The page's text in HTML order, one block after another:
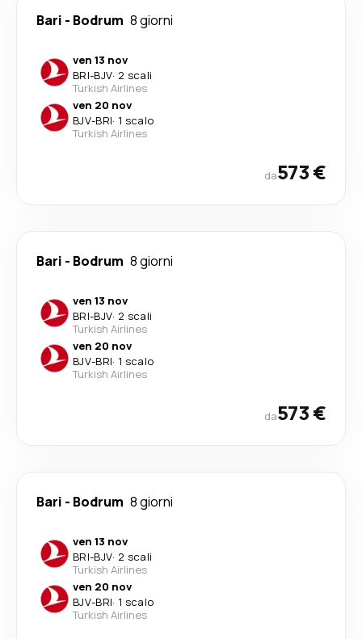
Bari - Bodrum 8 giorni
ven 13 nov
BRI-BJV· 2 scali
Turkish Airlines
ven 20 nov
BJV-BRI· 1 scalo
Turkish Airlines
da573 €
Bari - Bodrum 8 giorni
ven 13 nov
BRI-BJV· 2 scali
Turkish Airlines
ven 20 nov
BJV-BRI· 1 scalo
Turkish Airlines
da573 €
Bari - Bodrum 8 giorni
ven 13 nov
BRI-BJV· 2 scali
Turkish Airlines
ven 20 nov
BJV-BRI· 1 scalo
Turkish Airlines